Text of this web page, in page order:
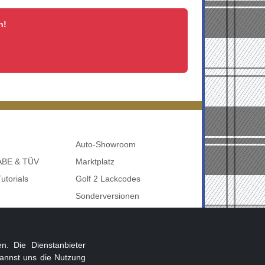
& TÜV
Auto-Showroom
Marktplatz
Golf 2 Lackcodes
Sonderversionen
Die Dienstanbieter
uns die Nutzung